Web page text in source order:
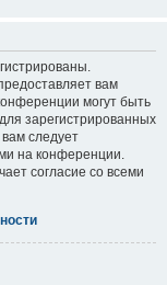
вам
могут быть
зарегистрированных
следует
на конференции.
согласие со всеми